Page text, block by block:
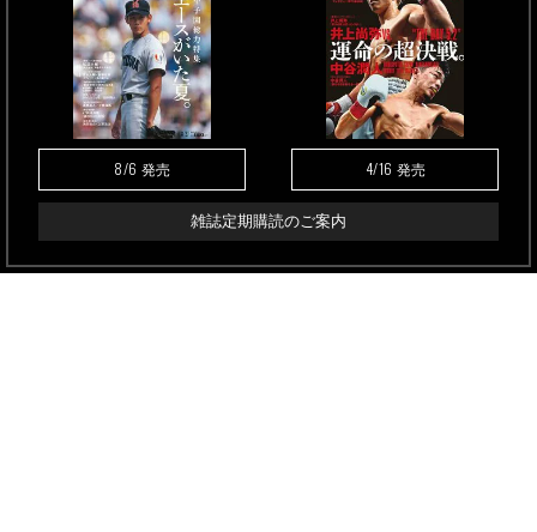
8/6 発売 4/16 発売
雑誌定期購読のご案内